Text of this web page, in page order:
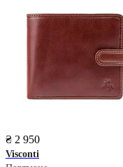
₴ 2 950
Visconti